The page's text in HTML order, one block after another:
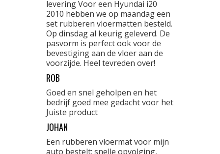
levering Voor een Hyundai i20
2010 hebben we op maandag een
set rubberen vloermatten besteld.
Op dinsdag al keurig geleverd. De
pasvorm is perfect ook voor de
bevestiging aan de vloer aan de
voorzijde. Heel tevreden over!
ROB
Goed en snel geholpen en het
bedrijf goed mee gedacht voor het
Juiste product
JOHAN
Een rubberen vloermat voor mijn
auto bestelt: snelle opvolging,